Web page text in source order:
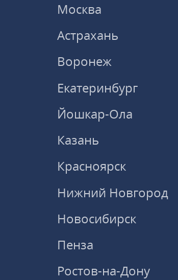
Москва
Астрахань
Воронеж
Екатеринбург
Йошкар-Ола
Казань
Красноярск
Нижний Новгород
Новосибирск
Пенза
Ростов-на-Дону